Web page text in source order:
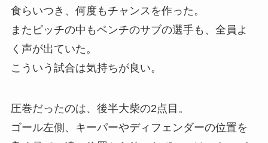
食らいつき、何度もチャンスを作った。
またピッチの中もベンチのサブの選手も、全員よ
く声が出ていた。
こういう試合は気持ちが良い。
圧巻だったのは、後半大柴の2点目。
ゴール左側、キーパーやディフェンダーの位置を